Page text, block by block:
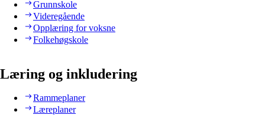
Grunnskole
Videregående
Opplæring for voksne
Folkehøgskole
Læring og inkludering
Rammeplaner
Læreplaner